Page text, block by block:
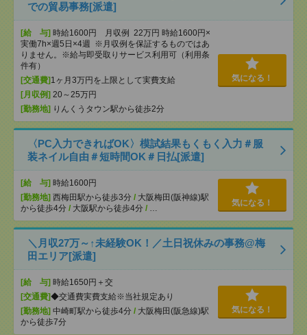
での貿易事務[派遣]
[給 与] 時給1600円 月収例 22万円 時給1600円×
実働7h×週5日×4週 ※月収例を保証するものではあ
りません。※給与即受取りサービス利用可（利用条
件有）
[交通費] 1ヶ月3万円を上限として実費支給
[月収例] 20～25万円
[勤務地] りんくうタウン駅から徒歩2分
気になる！
〈PC入力できればOK〉模試結果もくもく入力＃服
装ネイル自由＃短時間OK＃日払[派遣]
[給 与] 時給1600円
[勤務地] 西梅田駅から徒歩3分 / 大阪梅田(阪神線)駅
から徒歩4分 / 大阪駅から徒歩4分 / …
気になる！
＼月収27万～↑未経験OK！／土日祝休みの事務@梅
田エリア[派遣]
[給 与] 時給1650円＋交
[交通費]◆交通費実費支給※当社規定あり
[勤務地] 中崎町駅から徒歩4分 / 大阪梅田(阪急線)駅
から徒歩7分
気になる！